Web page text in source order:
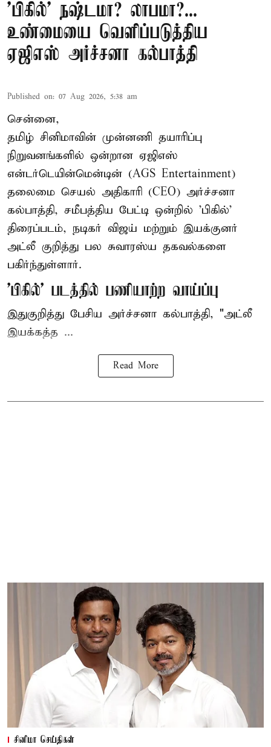
'பிகில்' நஷ்டமா? லாபமா?...
உண்மையை வெளிப்படுத்திய
ஏஜிஎஸ் அர்ச்சனா கல்பாத்தி
Published on: 07 Aug 2026, 5:38 am
சென்னை,
தமிழ் சினிமாவின் முன்னணி தயாரிப்பு
நிறுவனங்களில் ஒன்றான ஏஜிஎஸ்
என்டர்டெயின்மென்டின் (AGS Entertainment)
தலைமை செயல் அதிகாரி (CEO) அர்ச்சனா
கல்பாத்தி, சமீபத்திய பேட்டி ஒன்றில் 'பிகில்'
திரைப்படம், நடிகர் விஜய் மற்றும் இயக்குனர்
அட்லீ குறித்து பல சுவாரஸ்ய தகவல்களை
பகிர்ந்துள்ளார்.
'பிகில்' படத்தில் பணியாற்ற வாய்ப்பு
இதுகுறித்து பேசிய அர்ச்சனா கல்பாத்தி, "அட்லீ
இயக்கத்த ...
Read More
சினிமா செய்திகள்